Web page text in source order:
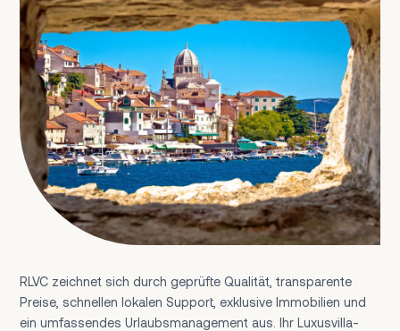
RLVC zeichnet sich durch geprüfte Qualität, transparente
Preise, schnellen lokalen Support, exklusive Immobilien und
ein umfassendes Urlaubsmanagement aus. Ihr Luxusvilla-